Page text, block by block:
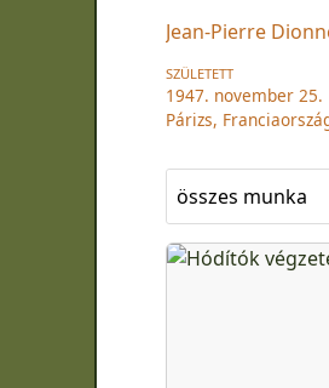
Jean-Pierre
SZÜLETETT
1947. november 25.
Párizs,
összes munka